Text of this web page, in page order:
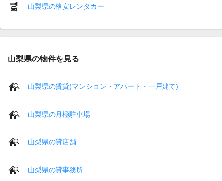
山梨県の格安レンタカー
山梨県の物件を見る
山梨県の賃貸(マンション・アパート・一戸建て)
山梨県の月極駐車場
山梨県の貸店舗
山梨県の貸事務所